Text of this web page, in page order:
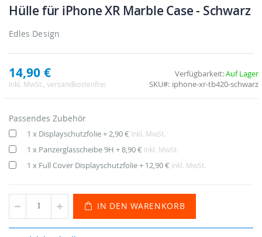
Hülle für iPhone XR Marble Case - Schwarz
Edles Design
14,90 €
Inkl. MwSt. , versandkostenfrei
Verfügbarkeit:Auf Lager
SKU
iphone-xr-tb420-schwarz
Passendes Zubehör
1 x Displayschutzfolie+ 2,90 € Inkl. MwSt.
1 x Panzerglasscheibe 9H +8,90 € Inkl. MwSt.
1 x Full Cover Displayschutzfolie+ 12,90 € Inkl. MwSt.
IN DEN WARENKORB